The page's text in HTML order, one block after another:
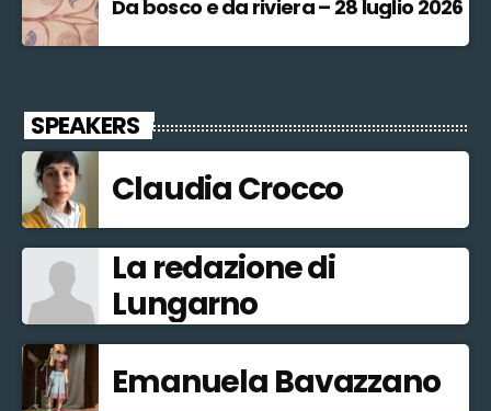
Da bosco e da riviera – 28 luglio 2026
SPEAKERS
Claudia Crocco
La redazione di
Lungarno
Emanuela Bavazzano